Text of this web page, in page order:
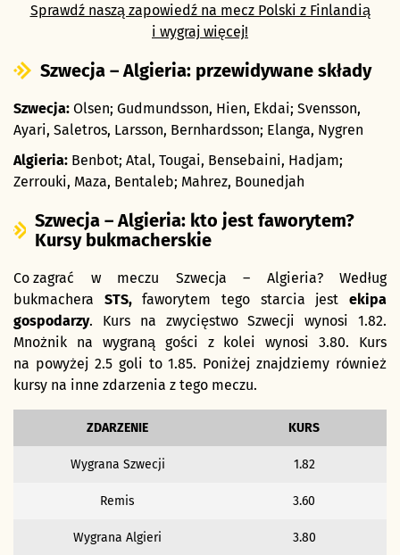
Sprawdź naszą zapowiedź na mecz Polski z Finlandią
i wygraj więcej!
Szwecja – Algieria: przewidywane składy
Szwecja: Olsen; Gudmundsson, Hien, Ekdai; Svensson,
Ayari, Saletros, Larsson, Bernhardsson; Elanga, Nygren
Algieria: Benbot; Atal, Tougai, Bensebaini, Hadjam;
Zerrouki, Maza, Bentaleb; Mahrez, Bounedjah
Szwecja – Algieria: kto jest faworytem?
Kursy bukmacherskie
Co zagrać w meczu Szwecja – Algieria? Według
bukmachera STS,faworytem tego starcia jestekipa
gospodarzy. Kurs na zwycięstwo Szwecji wynosi 1.82.
Mnożnik na wygraną gości z kolei wynosi 3.80. Kurs
na powyżej 2.5 goli to 1.85. Poniżej znajdziemy również
kursy na inne zdarzenia z tego meczu.
ZDARZENIE KURS
Wygrana Szwecji 1.82
Remis 3.60
Wygrana Algieri 3.80